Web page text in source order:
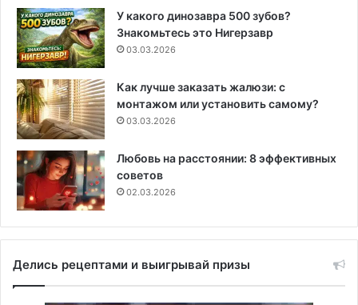
У какого динозавра 500 зубов?
Знакомьтесь это Нигерзавр
03.03.2026
Как лучше заказать жалюзи: с
монтажом или установить самому?
03.03.2026
Любовь на расстоянии: 8 эффективных
советов
02.03.2026
Делись рецептами и выигрывай призы